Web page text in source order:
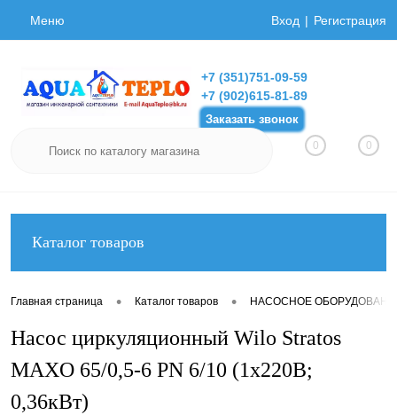
Меню Вход Регистрация
+7 (351)751-09-59
+7 (902)615-81-89
Заказать звонок
0 0
Каталог товаров
Главная страница • Каталог товаров • НАСОСНОЕ
Насос циркуляционный Wilo Stratos
MAXO 65/0,5-6 PN 6/10 (1х220В;
0,36кВт)